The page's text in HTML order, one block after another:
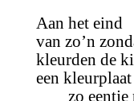
Aan het eind
van zo’n
kleurden de
een kleurplaat
zo